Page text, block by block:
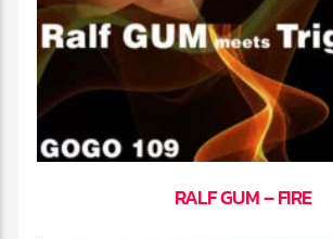
RALF GUM – FIRE